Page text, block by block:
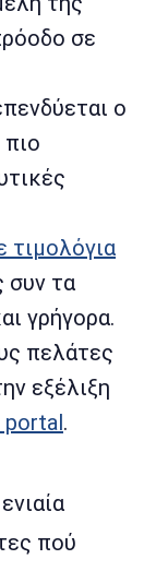
σε
ο
πιο
τιμολόγια
συν τα
γρήγορα.
πελάτες
εξέλιξη
portal.
πού